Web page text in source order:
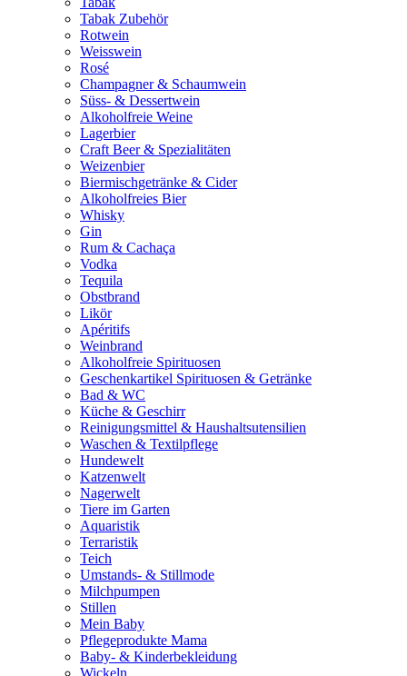
Tabak Zubehör
Rotwein
Weisswein
Rosé
Champagner & Schaumwein
Süss- & Dessertwein
Alkoholfreie Weine
Lagerbier
Craft Beer & Spezialitäten
Weizenbier
Biermischgetränke & Cider
Alkoholfreies Bier
Whisky
Gin
Rum & Cachaça
Vodka
Tequila
Obstbrand
Likör
Apéritifs
Weinbrand
Alkoholfreie Spirituosen
Geschenkartikel Spirituosen & Getränke
Bad & WC
Küche & Geschirr
Reinigungsmittel & Haushaltsutensilien
Waschen & Textilpflege
Hundewelt
Katzenwelt
Nagerwelt
Tiere im Garten
Aquaristik
Terraristik
Teich
Umstands- & Stillmode
Milchpumpen
Stillen
Mein Baby
Pflegeprodukte Mama
Baby- & Kinderbekleidung
Wickeln